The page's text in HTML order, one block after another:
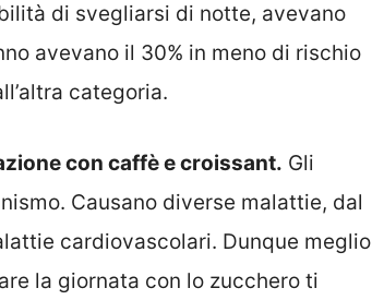
di svegliarsi di notte, avevano
avevano il 30% in meno di rischio
categoria.
con caffè e croissant. Gli
Causano diverse malattie, dal
cardiovascolari. Dunque meglio
la giornata con lo zucchero ti